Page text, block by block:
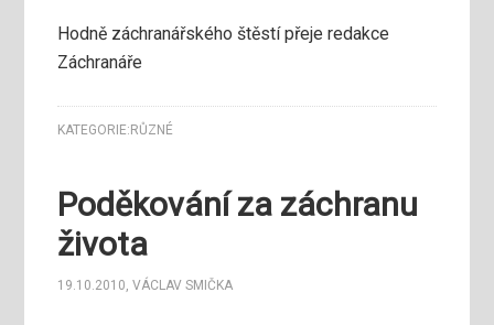
Hodně záchranářského štěstí přeje redakce
Záchranáře
KATEGORIE: RŮZNÉ
Poděkování za záchranu
života
19.10.2010,VÁCLAV SMIČKA